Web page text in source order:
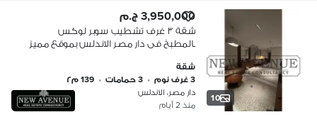
10
3,950,000 ج.م
شقة ٣ غرف تشطيب سوبر لوكس
بالمطبخ فى دار مصر الاندلس بموقع مميز
شقة
3 غرف نوم
• 3 حمامات • 139 م٢
دار مصر، الاندلس
منذ 2 أيام